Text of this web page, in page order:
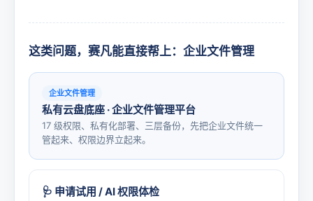
这类问题，赛凡能直接帮上：企业文件管理
企业文件管理
私有云盘底座 · 企业文件管理平台
17 级权限、私有化部署、三层备份，先把企业文件统一
管起来、权限边界立起来。
🩺 申请试用 / AI 权限体检